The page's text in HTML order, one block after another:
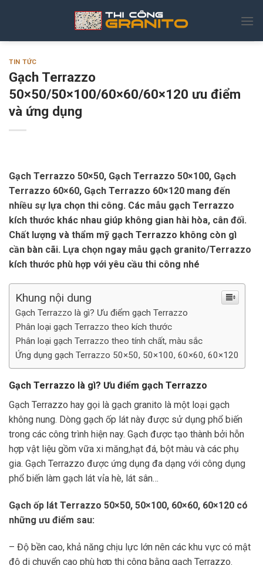
TIN TỨC
Gạch Terrazzo
50×50/50×100/60×60/60×120 ưu điểm
và ứng dụng
Gạch Terrazzo 50×50, Gạch Terrazzo 50×100, Gạch
Terrazzo 60×60, Gạch Terrazzo 60×120 mang đến
nhiều sự lựa chọn thi công. Các mẫu gạch Terrazzo
kích thước khác nhau giúp không gian hài hòa, cân đối.
Chất lượng và thẩm mỹ gạch Terrazzo không còn gì
cần bàn cãi. Lựa chọn ngay mẫu gạch granito/Terrazzo
kích thước phù hợp với yêu cầu thi công nhé
Khung nội dung
Gạch Terrazzo là gì? Ưu điểm gạch Terrazzo
Phân loại gạch Terrazzo theo kích thước
Phân loại gạch Terrazzo theo tính chất, màu sắc
Ứng dụng gạch Terrazzo 50×50, 50×100, 60×60, 60×120
Gạch Terrazzo là gì? Ưu điểm gạch Terrazzo
Gạch Terrazzo hay gọi là gạch granito là một loại gạch
không nung. Dòng gạch ốp lát này được sử dụng phổ biến
trong các công trình hiện nay. Gạch được tạo thành bởi hỗn
hợp vật liệu gồm vữa xi măng,hạt đá, bột màu và các phụ
gia. Gạch Terrazzo được ứng dụng đa dạng với công dụng
phổ biến làm gạch lát vỉa hè, lát sân…
Gạch ốp lát Terrazzo 50×50, 50×100, 60×60, 60×120 có
những ưu điểm sau:
– Độ bền cao, khả năng chịu lực lớn nên các khu vực có mật
độ di chuyển cao phù hợp thi công bằng gạch Terrazzo.